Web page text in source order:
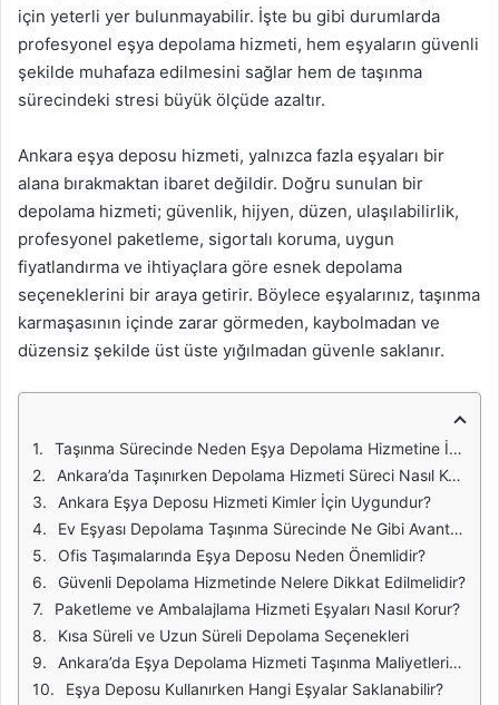
için yeterli yer bulunmayabilir. İşte bu gibi durumlarda
profesyonel eşya depolama hizmeti, hem eşyaların güvenli
şekilde muhafaza edilmesini sağlar hem de taşınma
sürecindeki stresi büyük ölçüde azaltır.
Ankara eşya deposu hizmeti, yalnızca fazla eşyaları bir
alana bırakmaktan ibaret değildir. Doğru sunulan bir
depolama hizmeti; güvenlik, hijyen, düzen, ulaşılabilirlik,
profesyonel paketleme, sigortalı koruma, uygun
fiyatlandırma ve ihtiyaçlara göre esnek depolama
seçeneklerini bir araya getirir. Böylece eşyalarınız, taşınma
karmaşasının içinde zarar görmeden, kaybolmadan ve
düzensiz şekilde üst üste yığılmadan güvenle saklanır.
Taşınma Sürecinde Neden Eşya Depolama Hizmetine İhtiyaç Duyulur?
Ankara’da Taşınırken Depolama Hizmeti Süreci Nasıl Kolaylaştırır?
Ankara Eşya Deposu Hizmeti Kimler İçin Uygundur?
Ev Eşyası Depolama Taşınma Sürecinde Ne Gibi Avantajlar Sağlar?
Ofis Taşımalarında Eşya Deposu Neden Önemlidir?
Güvenli Depolama Hizmetinde Nelere Dikkat Edilmelidir?
Paketleme ve Ambalajlama Hizmeti Eşyaları Nasıl Korur?
Kısa Süreli ve Uzun Süreli Depolama Seçenekleri
Ankara’da Eşya Depolama Hizmeti Taşınma Maliyetlerini Nasıl Dengeler?
Eşya Deposu Kullanırken Hangi Eşyalar Saklanabilir?